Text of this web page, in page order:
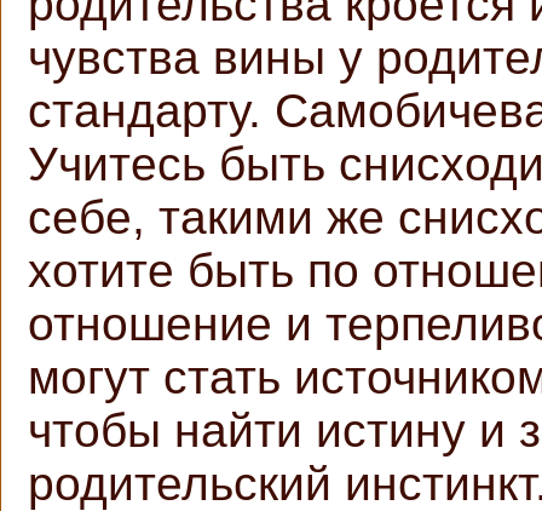
чувства вины у
стандарту.
Учитесь быть
себе, такими же
хотите быть по
отношение и
могут стать
чтобы найти истину и
родительский